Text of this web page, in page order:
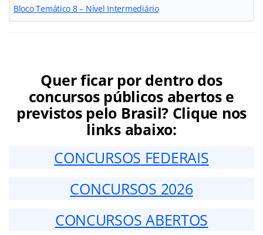
Bloco Temático 8 – Nível Intermediário
Quer ficar por dentro dos
concursos públicos abertos e
previstos pelo Brasil? Clique nos
links abaixo:
CONCURSOS FEDERAIS
CONCURSOS 2026
CONCURSOS ABERTOS